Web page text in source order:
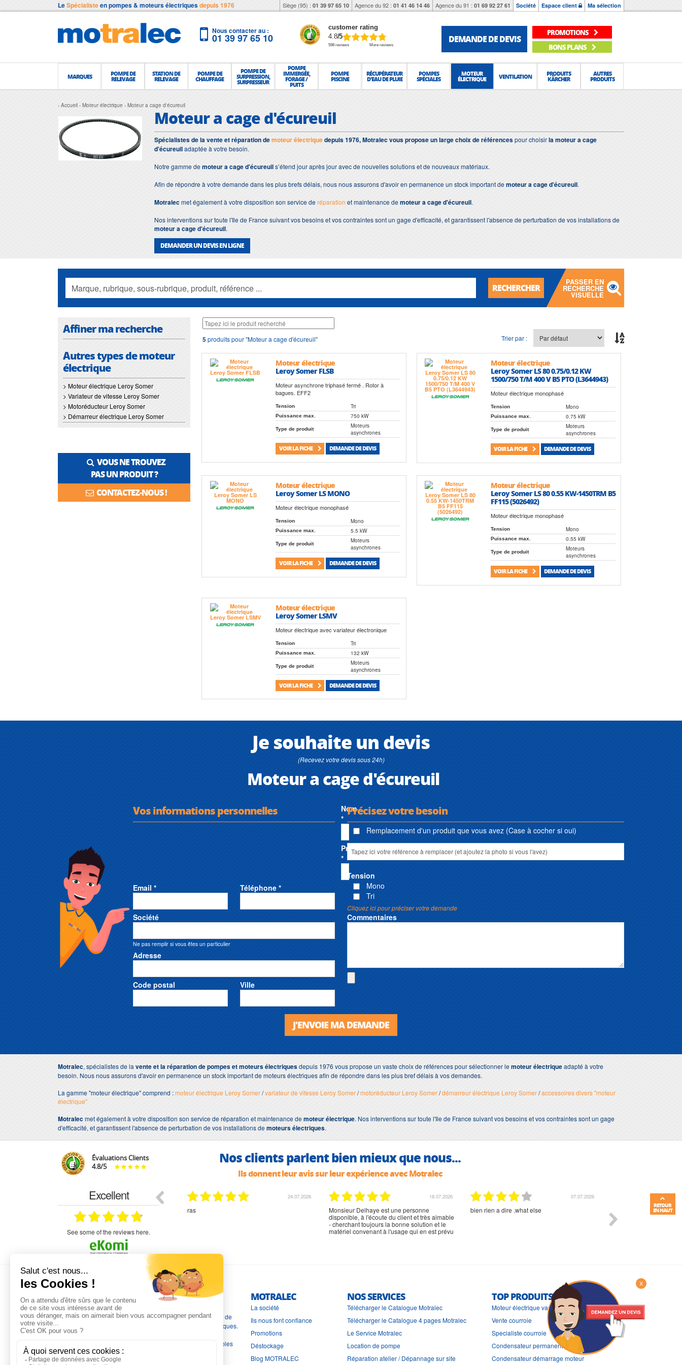
LeSpécialisteen pompes & moteurs électriquesdepuis 1976 Siège (95) : 01 39 97 65 10 Agence du 92 : 01 41 46 14 46 Agence du 91 : 01 69 92 27 61 Société Espace client Ma sélection
Nous contacter au :
01 39 97 65 10
customer rating
4.8/5
598 reviews More reviews
DEMANDE DE DEVIS
PROMOTIONS
BONS PLANS
MARQUES POMPE DE
RELEVAGE
STATION DE
RELEVAGE
POMPE DE
CHAUFFAGE
POMPE DE
SURPRESSION,
SURPRESSEUR
POMPE
IMMERGÉE,
FORAGE /
PUITS
POMPE
PISCINE
RÉCUPÉRATEUR
D'EAU DE PLUIE
POMPES
SPÉCIALES
MOTEUR
ÉLECTRIQUE VENTILATION PRODUITS
KÄRCHER
AUTRES
PRODUITS
Accueil Moteur électrique Moteur a cage d'écureuil
Moteur a cage d'écureuil
Spécialistes de la vente et réparation demoteur électriquedepuis 1976, Motralec vous propose un large choix de référencespour choisirla moteur a cage
d'écureuiladaptée à votre besoin.
Notre gamme demoteur a cage d'écureuils’étend jour après jour avec de nouvelles solutions et de nouveaux matériaux.
Afin de répondre à votre demande dans les plus brefs délais, nous nous assurons d'avoir en permanence un stock important demoteur a cage d'écureuil.
Motralecmet également à votre disposition son service deréparation et maintenance demoteur a cage d'écureuil.
Nos interventions sur toute l'Ile de France suivant vos besoins et vos contraintes sont un gage d'efficacité, et garantissent l'absence de perturbation de vos installations de
moteur a cage d'écureuil.
DEMANDER UN DEVIS EN LIGNE
RECHERCHER
PASSER EN
RECHERCHE
VISUELLE
Affiner ma recherche
Autres types de moteur
électrique
> Moteur électrique Leroy Somer
> Variateur de vitesse Leroy Somer
> Motoréducteur Leroy Somer
> Démarreur électrique Leroy Somer
VOUS NE TROUVEZ
PAS UN PRODUIT ?
CONTACTEZ-NOUS !
5produits pour "Moteur a cage d'écureuil" Trier par :
Moteur électrique
Leroy Somer FLSB
Moteur asynchrone triphasé fermé . Rotor à
bagues. EFF2
Tension Tri
Puissance max. 750 kW
Type de produit
Moteurs
asynchrones
VOIR LA FICHE DEMANDE DE DEVIS
Moteur électrique
Leroy Somer LS 80 0.75/0.12 KW
1500/750 T/M 400 V B5 PTO (L3644943)
Moteur électrique monophasé
Tension Mono
Puissance max. 0.75 kW
Type de produit
Moteurs
asynchrones
VOIR LA FICHE DEMANDE DE DEVIS
Moteur électrique
Leroy Somer LS MONO
Moteur électrique monophasé
Tension Mono
Puissance max. 5.5 kW
Type de produit
Moteurs
asynchrones
VOIR LA FICHE DEMANDE DE DEVIS
Moteur électrique
Leroy Somer LS 80 0.55 KW-1450TRM B5
FF115 (5026492)
Moteur électrique monophasé
Tension Mono
Puissance max. 0.55 kW
Type de produit
Moteurs
asynchrones
VOIR LA FICHE DEMANDE DE DEVIS
Moteur électrique
Leroy Somer LSMV
Moteur électrique avec variateur électronique
Tension Tri
Puissance max. 132 kW
Type de produit
Moteurs
asynchrones
VOIR LA FICHE DEMANDE DE DEVIS
Je souhaite un devis
(Recevez votre devis sous 24h)
Moteur a cage d'écureuil
Vos informations personnelles
Nom
*
Prénom
*
Email * Téléphone *
Société
Ne pas remplir si vous êtes un particulier
Adresse
Code postal Ville
Précisez votre besoin
Remplacement d'un produit que vous avez (Case à cocher si oui)
Tension
Mono
Tri
Cliquez ici pour préciser votre demande
Commentaires
J'ENVOIE MA DEMANDE
Motralec, spécialistes de la vente et la réparation de pompes et moteurs électriquesdepuis 1976 vous propose un vaste choix de références pour sélectionner lemoteur électriqueadapté à votre
besoin. Nous nous assurons d'avoir en permanence un stock important de moteurs électriques afin de répondre dans les plus bref délais à vos demandes.
La gamme "moteur électrique" comprend :moteur électrique Leroy Somer/variateur de vitesse Leroy Somer/motoréducteur Leroy Somer/démarreur électrique Leroy Somer/accessoires divers "moteur
électrique"
Motralecmet également à votre disposition son service de réparation et maintenance demoteur électrique. Nos interventions sur toute l'Ile de France suivant vos besoins et vos contraintes sont un gage
d'efficacité, et garantissent l'absence de perturbation de vos installations demoteurs électriques.
Évaluations Clients
4.8/5 Nos clients parlent bien mieux que nous...
Ils donnent leur avis sur leur expérience avec Motralec
Excellent
see some of the reviews here.
29.03.2026
bonjour commande pompe puit malgré un
appel en dehors des heures d ouverture votre
commercial a géré ma demande le devis reçu
immédiatement un fois le paiement effectue la
commande a été valider l envoi a été un peu
long mais dans l ensemble très satisfait
24.07.2026
ras
18.07.2026
Monsieur Delhaye est une personne
disponible, à l'écoute du client et très aimable
- cherchant toujours la bonne solution et le
matériel convenant à l'usage qui en est prévu
07.07.2026
bien rien a dire .what else
L'EXPERTISE MOTRALEC
Depuis 1976, nous sommes
Franceen pompes de relevage, station de relevage, pompe de
chauffage, suppression, forage, immergée et moteurs électriques.
Nous assurons
, tout en travaillant avec les marques les plus fiables
du marché.
MOTRALEC
La société
Ils nous font confiance
Promotions
Déstockage
Blog MOTRALEC
NOS SERVICES
Télécharger le Catalogue Motralec
Télécharger le Catalogue 4 pages Motralec
Le Service Motralec
Location de pompe
Réparation atelier / Dépannage sur site
TOP PRODUITS
Moteur électrique variateur
Vente courroie
Specialiste courroie
Condensateur permanent
Condensateur démarrage moteur
X
RETOUR
EN HAUT